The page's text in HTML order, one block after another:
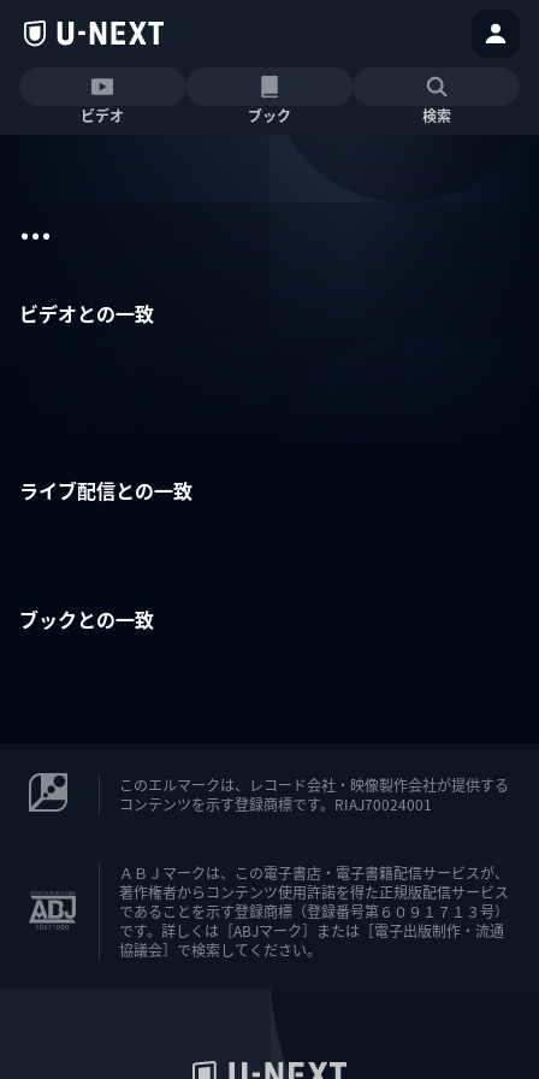
ビデオ ブック 検索
...
ビデオとの一致
ライブ配信との一致
ブックとの一致
このエルマークは、レコード会社・映像製作会社が提供する
コンテンツを示す登録商標です。RIAJ70024001
ＡＢＪマークは、この電子書店・電子書籍配信サービスが、
著作権者からコンテンツ使用許諾を得た正規版配信サービス
であることを示す登録商標（登録番号第６０９１７１３号）
です。詳しくは［ABJマーク］または［電子出版制作・流通
協議会］で検索してください。